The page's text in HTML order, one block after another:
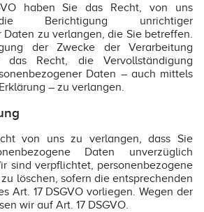
haben Sie das Recht, von uns
Berichtigung unrichtiger
zu verlangen, die Sie betreffen.
der Zwecke der Verarbeitung
Recht, die Vervollständigung
Daten – auch mittels
– zu verlangen.
von uns zu verlangen, dass Sie
Daten unverzüglich
sind verpflichtet, personenbezogene
löschen, sofern die entsprechenden
Art. 17 DSGVO vorliegen. Wegen der
wir auf Art. 17 DSGVO.